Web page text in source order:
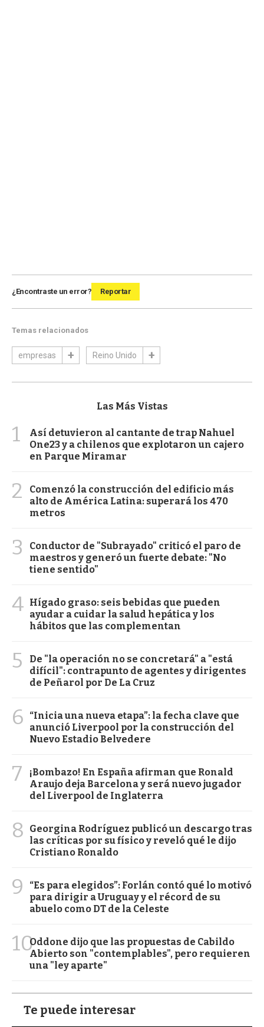
¿Encontraste un error? Reportar
Temas relacionados
empresas Reino Unido
Las Más Vistas
1
Así detuvieron al cantante de trap Nahuel
One23 y a chilenos que explotaron un cajero
en Parque Miramar
2
Comenzó la construcción del edificio más
alto de América Latina: superará los 470
metros
3
Conductor de "Subrayado" criticó el paro de
maestros y generó un fuerte debate: "No
tiene sentido"
4 Hígado graso: seis bebidas que pueden
ayudar a cuidar la salud hepática y los
hábitos que las complementan
5
De "la operación no se concretará" a "está
difícil": contrapunto de agentes y dirigentes
de Peñarol por De La Cruz
6
“Inicia una nueva etapa”: la fecha clave que
anunció Liverpool por la construcción del
Nuevo Estadio Belvedere
7
¡Bombazo! En España afirman que Ronald
Araujo deja Barcelona y será nuevo jugador
del Liverpool de Inglaterra
8
Georgina Rodríguez publicó un descargo tras
las críticas por su físico y reveló qué le dijo
Cristiano Ronaldo
9
“Es para elegidos”: Forlán contó qué lo motivó
para dirigir a Uruguay y el récord de su
abuelo como DT de la Celeste
10Oddone dijo que las propuestas de Cabildo
Abierto son "contemplables", pero requieren
una "ley aparte"
Te puede interesar